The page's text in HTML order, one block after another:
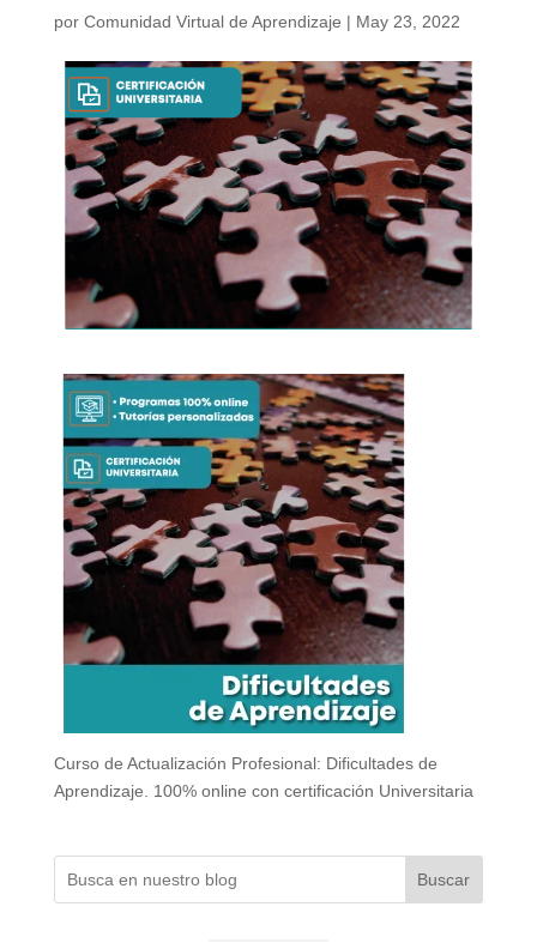
por Comunidad Virtual de Aprendizaje | May 23, 2022
Curso de Actualización Profesional: Dificultades de
Aprendizaje. 100% online con certificación Universitaria
Buscar